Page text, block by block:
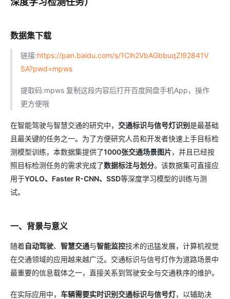
数据集下载
链接:https://pan.baidu.com/s/1Cih2VbAGbbuqZl92841V
SA?pwd=mpws
提取码:mpws 复制这段内容后打开百度网盘手机App，操作
更方便哦
在智能驾驶与智慧交通的研究中， 交通标识与信号灯识别是最基础
且最关键的任务之一。为了方便研究人员和开发者快速上手目标检
测模型训练，本数据集提供了1000张交通场景图片，并且已经按
照目标检测任务的需求完成了数据标注与划分。该数据集可直接应
用于YOLO、Faster R-CNN、SSD等深度学习模型的训练与测
试。
一、背景与意义
随着自动驾驶、 智慧交通与智能监控技术的迅猛发展，计算机视觉
在交通领域的应用越来越广泛。交通标识与信号灯作为道路场景中
最重要的信息载体之一，直接关系到驾驶安全与交通秩序的维护。
在实际应用中， 车辆需要实时识别交通标识与信号灯，以辅助决